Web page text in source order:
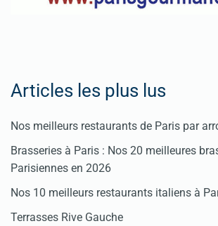
Articles les plus lus
Nos meilleurs restaurants de Paris par
Brasseries à Paris : Nos 20 meilleures
Parisiennes en 2026
Nos 10 meilleurs restaurants italiens à
Terrasses Rive Gauche